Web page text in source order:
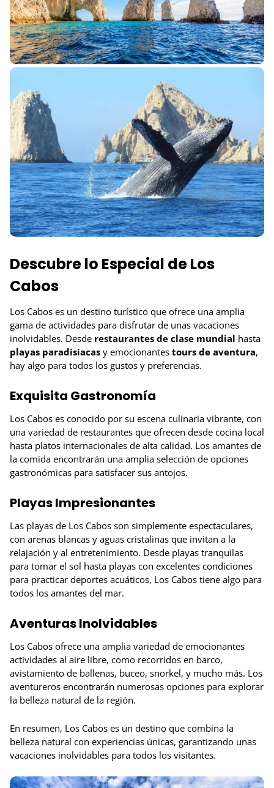
Descubre lo Especial de Los
Cabos
Los Cabos es un destino turístico que ofrece una amplia
gama de actividades para disfrutar de unas vacaciones
inolvidables. Desde restaurantes de clase mundial hasta
playas paradisíacas y emocionantes tours de aventura,
hay algo para todos los gustos y preferencias.
Exquisita Gastronomía
Los Cabos es conocido por su escena culinaria vibrante, con
una variedad de restaurantes que ofrecen desde cocina local
hasta platos internacionales de alta calidad. Los amantes de
la comida encontrarán una amplia selección de opciones
gastronómicas para satisfacer sus antojos.
Playas Impresionantes
Las playas de Los Cabos son simplemente espectaculares,
con arenas blancas y aguas cristalinas que invitan a la
relajación y al entretenimiento. Desde playas tranquilas
para tomar el sol hasta playas con excelentes condiciones
para practicar deportes acuáticos, Los Cabos tiene algo para
todos los amantes del mar.
Aventuras Inolvidables
Los Cabos ofrece una amplia variedad de emocionantes
actividades al aire libre, como recorridos en barco,
avistamiento de ballenas, buceo, snorkel, y mucho más. Los
aventureros encontrarán numerosas opciones para explorar
la belleza natural de la región.
En resumen, Los Cabos es un destino que combina la
belleza natural con experiencias únicas, garantizando unas
vacaciones inolvidables para todos los visitantes.